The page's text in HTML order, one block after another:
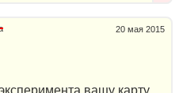
20 мая 2015
вашу карту